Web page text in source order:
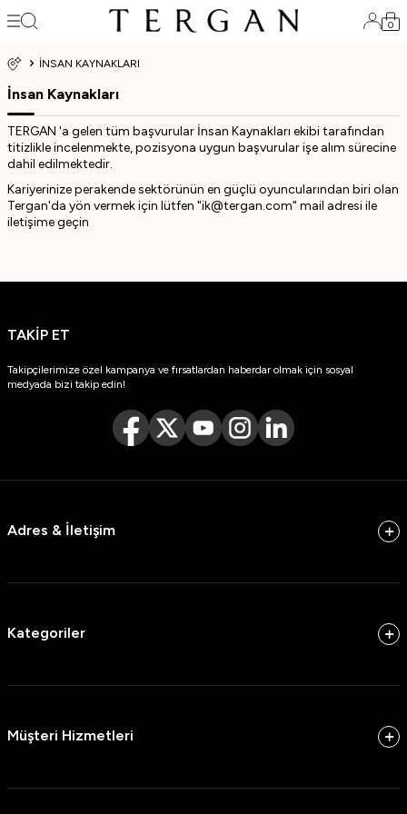
0
İNSAN KAYNAKLARI
İnsan Kaynakları
TERGAN 'a gelen tüm başvurular İnsan Kaynakları ekibi tarafından
titizlikle incelenmekte, pozisyona uygun başvurular işe alım sürecine
dahil edilmektedir.
Kariyerinize perakende sektörünün en güçlü oyuncularından biri olan
Tergan'da yön vermek için lütfen "ik@tergan.com" mail adresi ile
iletişime geçin
TAKİP ET
Takipçilerimize özel kampanya ve fırsatlardan haberdar olmak için sosyal
medyada bizi takip edin!
Adres & İletişim
Kategoriler
Müşteri Hizmetleri